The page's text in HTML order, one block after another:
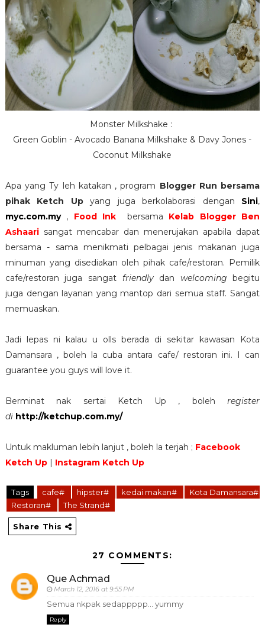
Monster Milkshake :
Green Goblin - Avocado Banana Milkshake & Davy Jones -
Coconut Milkshake
Apa yang Ty leh katakan , program Blogger Run bersama
pihak Ketch Upyang juga berkolaborasi dengan Sini,
myc.com.my , Food Ink bersama Kelab Blogger Ben
Ashaarisangat mencabar dan menerujakan apabila dapat
bersama - sama menikmati pelbagai jenis makanan juga
minuman yang disediakan oleh pihak cafe/restoran. Pemilik
cafe/restoran juga sangat friendlydan welcoming begitu
juga dengan layanan yang mantop dari semua staff. Sangat
memuaskan.
Jadi lepas ni kalau u olls berada di sekitar kawasan Kota
Damansara , boleh la cuba antara cafe/ restoran ini. I can
guarantee you guys will love it.
Berminat nak sertai Ketch Up , bolehregister
di http://ketchup.com.my/
Untuk makluman lebih lanjut , boleh la terjah ; Facebook
Ketch Up| Instagram Ketch Up
Tags cafe# hipster# kedai makan#
Kota Damansara#
Restoran#
The Strand#
Share This
27 COMMENTS:
Que Achmad
March 12, 2016 at 9:55 PM
Semua nkpak sedappppp... yummy
Reply